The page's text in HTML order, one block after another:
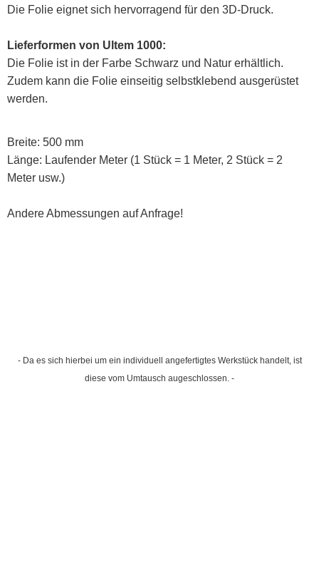
Die Folie eignet sich hervorragend für den 3D-Druck.
Lieferformen von Ultem 1000:
Die Folie ist in der Farbe Schwarz und Natur erhältlich.
Zudem kann die Folie einseitig selbstklebend ausgerüstet
werden.
Breite: 500 mm
Länge: Laufender Meter (1 Stück = 1 Meter, 2 Stück = 2
Meter usw.)
Andere Abmessungen auf Anfrage!
- Da es sich hierbei um ein individuell angefertigtes Werkstück handelt, ist
diese vom Umtausch augeschlossen. -